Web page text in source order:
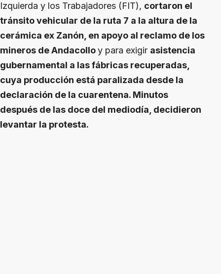
Izquierda y los Trabajadores (FIT), cortaron el
tránsito vehicular de la ruta 7 a la altura de la
cerámica ex Zanón, en apoyo al reclamo de los
mineros de Andacolloy para exigir asistencia
gubernamental a las fábricas recuperadas,
cuya producción está paralizada desde la
declaración de la cuarentena. Minutos
después de las doce del mediodía, decidieron
levantar la protesta.